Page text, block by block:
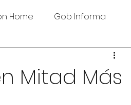
Home Gob Informa
Mitad Más